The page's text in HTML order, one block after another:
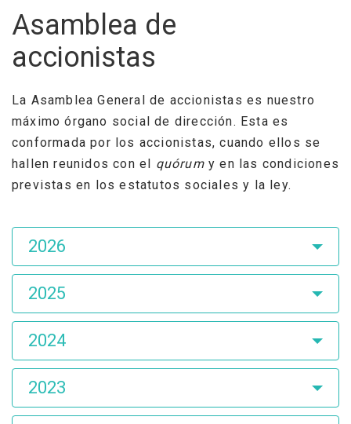
de
a
la
navegación
Asamblea de
accionistas
La Asamblea General de accionistas es nuestro
máximo órgano social de dirección. Esta es
conformada por los accionistas, cuando ellos se
hallen reunidos con el quórum y en las condiciones
previstas en los estatutos sociales y la ley.
Asamblea
de
Accionistas
2026
2025
2024
2023